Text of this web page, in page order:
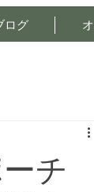
ログ
チ